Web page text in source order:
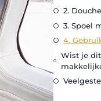
2.
3. Spoel
4.
Wist je